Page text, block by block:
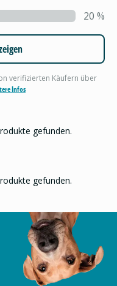
20 %
verifizierten Käufern über
Infos
gefunden.
gefunden.